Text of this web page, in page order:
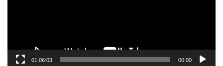
00:00
01:06:03